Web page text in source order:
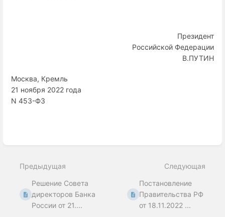
Президент
Российской Федерации
В.ПУТИН
Москва, Кремль
21 ноября 2022 года
N 453-ФЗ
mode
Предыдущая
Решение Совета
директоров Банка
России от 21....
Следующая
Постановление
Правительства РФ
от 18.11.2022 ...